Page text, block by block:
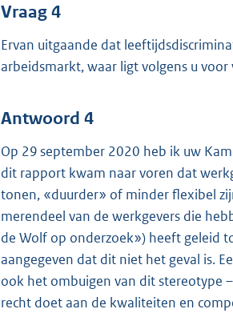
Vraag 4
Ervan uitgaande dat
arbeidsmarkt, waar ligt volgens u
Antwoord 4
Op 29 september 2020 heb ik uw
dit rapport kwam naar voren dat
tonen, «duurder» of minder flexibel
merendeel van de werkgevers die
de Wolf op onderzoek») heeft geleid
aangegeven dat dit niet het geval is.
ook het ombuigen van dit stereotype
recht doet aan de kwaliteiten en